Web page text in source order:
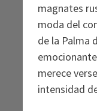
magnates
moda del
de la Palma
merece
intensidad